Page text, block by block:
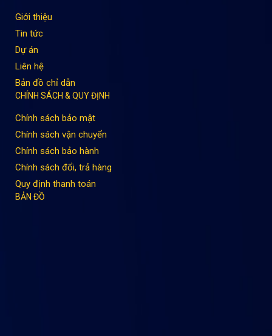
Giới thiệu
Tin tức
Dự án
Liên hệ
Bản đồ chỉ dẫn
CHÍNH SÁCH & QUY ĐỊNH
Chính sách bảo mật
Chính sách vận chuyển
Chính sách bảo hành
Chính sách đổi, trả hàng
Quy định thanh toán
BẢN ĐỒ